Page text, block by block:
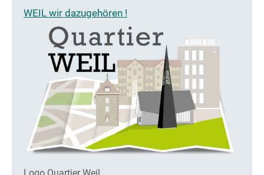
WEIL wir dazugehören !